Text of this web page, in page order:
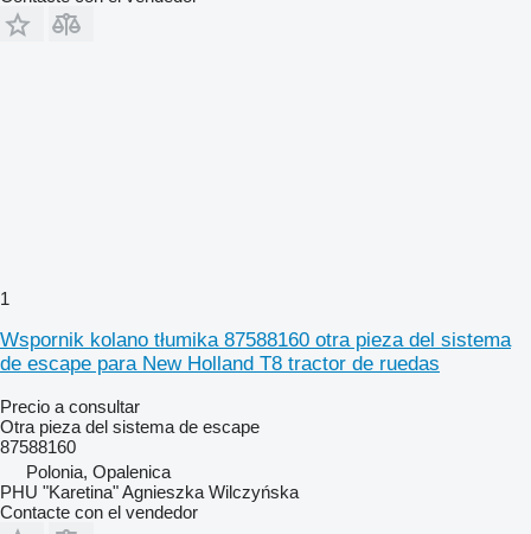
1
Wspornik kolano tłumika 87588160 otra pieza del sistema
de escape para New Holland T8 tractor de ruedas
Precio a consultar
Otra pieza del sistema de escape
87588160
Polonia, Opalenica
PHU "Karetina" Agnieszka Wilczyńska
Contacte con el vendedor